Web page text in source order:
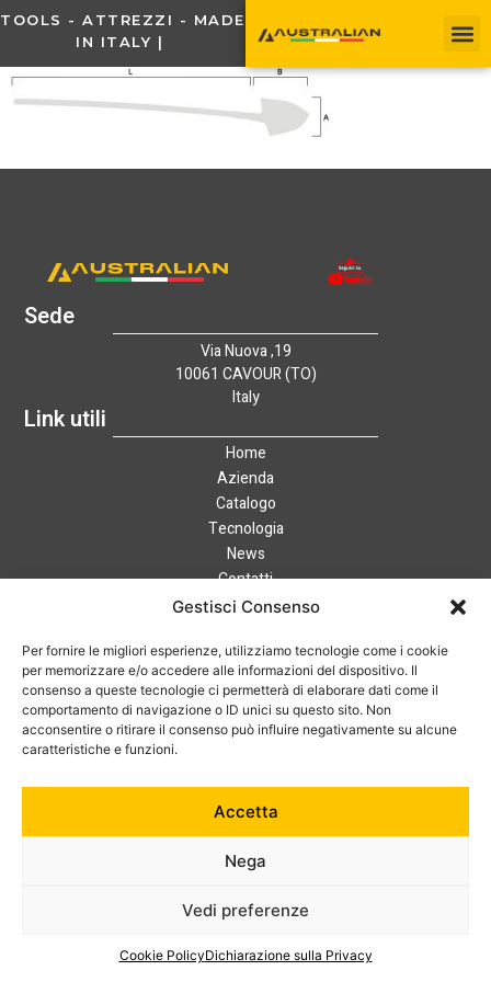
Gestisci Consenso
Per fornire le migliori esperienze, utilizziamo tecnologie come i cookie
per memorizzare e/o accedere alle informazioni del dispositivo. Il
consenso a queste tecnologie ci permetterà di elaborare dati come il
comportamento di navigazione o ID unici su questo sito. Non
acconsentire o ritirare il consenso può influire negativamente su alcune
caratteristiche e funzioni.
Accetta
Nega
Vedi preferenze
Cookie PolicyDichiarazione sulla Privacy
TOOLS - ATTREZZI - MADE
IN ITALY |
Sede
Via Nuova ,19
10061 CAVOUR (TO)
Italy
Link utili
Home
Azienda
Catalogo
Tecnologia
News
Contatti
Hai bisogno di aiuto?
info@australian-srl.com
Cookie Policy–Privacy Policy